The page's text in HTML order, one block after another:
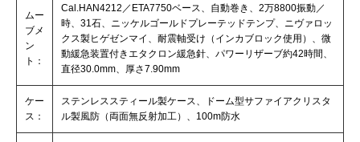
ムー
ブメ
ン
ト：
Cal.HAN4212／ETA7750ベース、自動巻き、2万8800振動／
時、31石、ニッケルゴールドプレーテッドテンプ、ニヴァロッ
クス製ヒゲゼンマイ、耐震軸受け（インカブロック使用）、微
動緩急装置付きエタクロン緩急針、パワーリザーブ約42時間、
直径30.0mm、厚さ7.90mm
ケー
ス：
ステンレススティール製ケース、ドーム型サファイアクリスタ
ル製風防（両面無反射加工）、100m防水